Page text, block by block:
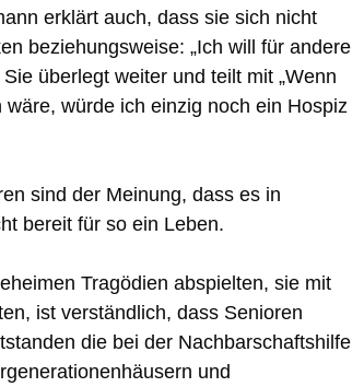
erklärt auch, dass sie sich nicht
beziehungsweise: „Ich will für andere
überlegt weiter und teilt mit „Wenn
würde ich einzig noch ein Hospiz
sind der Meinung, dass es in
bereit für so ein Leben.
Tragödien abspielten, sie mit
ist verständlich, dass Senioren
die bei der Nachbarschaftshilfe
und